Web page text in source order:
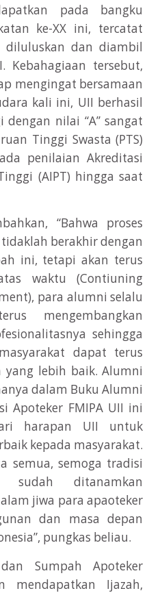
pada bangku
ke-XX ini, tercatat
diluluskan dan diambil
Kebahagiaan tersebut,
mengingat bersamaan
kali ini, UII berhasil
nilai “A” sangat
Tinggi Swasta (PTS)
penilaian Akreditasi
(AIPT) hingga saat
“Bahwa proses
berakhir dengan
ini, tetapi akan terus
waktu (Contiuning
para alumni selalu
mengembangkan
sehingga
dapat terus
yang lebih baik. Alumni
dalam Buku Alumni
Apoteker FMIPA UII ini
harapan UII untuk
kepada masyarakat.
semua, semoga tradisi
sudah ditanamkan
jiwa para apaoteker
dan masa depan
pungkas beliau.
Sumpah Apoteker
mendapatkan Ijazah,